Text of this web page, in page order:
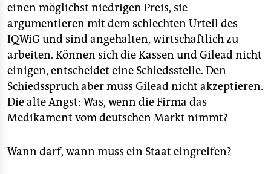
einen möglichst niedrigen Preis, sie
argumentieren mit dem schlechten Urteil des
IQWiG und sind angehalten, wirtschaftlich zu
arbeiten. Können sich die Kassen und Gilead nicht
einigen, entscheidet eine Schiedsstelle. Den
Schiedsspruch aber muss Gilead nicht akzeptieren.
Die alte Angst: Was, wenn die Firma das
Medikament vom deutschen Markt nimmt?
Wann darf, wann muss ein Staat eingreifen?